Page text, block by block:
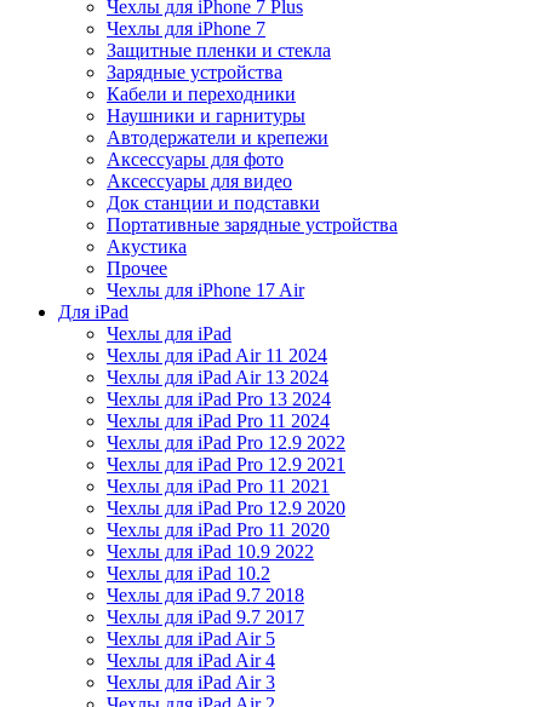
Чехлы для iPhone 7 Plus
Чехлы для iPhone 7
Защитные пленки и стекла
Зарядные устройства
Кабели и переходники
Наушники и гарнитуры
Автодержатели и крепежи
Аксессуары для фото
Аксессуары для видео
Док станции и подставки
Портативные зарядные устройства
Акустика
Прочее
Чехлы для iPhone 17 Air
Для iPad
Чехлы для iPad
Чехлы для iPad Air 11 2024
Чехлы для iPad Air 13 2024
Чехлы для iPad Pro 13 2024
Чехлы для iPad Pro 11 2024
Чехлы для iPad Pro 12.9 2022
Чехлы для iPad Pro 12.9 2021
Чехлы для iPad Pro 11 2021
Чехлы для iPad Pro 12.9 2020
Чехлы для iPad Pro 11 2020
Чехлы для iPad 10.9 2022
Чехлы для iPad 10.2
Чехлы для iPad 9.7 2018
Чехлы для iPad 9.7 2017
Чехлы для iPad Air 5
Чехлы для iPad Air 4
Чехлы для iPad Air 3